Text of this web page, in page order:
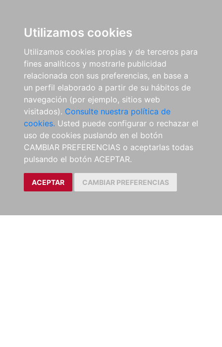
Utilizamos cookies
Utilizamos cookies propias y de terceros para
fines analíticos y mostrarle publicidad
relacionada con sus preferencias, en base a
un perfil elaborado a partir de su hábitos de
navegación (por ejemplo, sitios web
visitados). Consulte nuestra política de
cookies. Usted puede configurar o rechazar el
uso de cookies puslando en el botón
CAMBIAR PREFERENCIAS o aceptarlas todas
pulsando el botón ACEPTAR.
ACEPTAR CAMBIAR PREFERENCIAS